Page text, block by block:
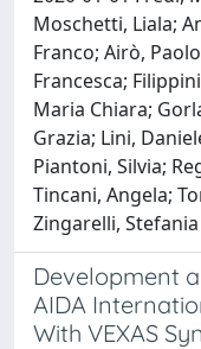
Moschetti, Liala;
Franco; Airò,
Francesca;
Maria Chiara;
Grazia; Lini,
Piantoni, Silvia;
Tincani, Angela;
Zingarelli, Stefania
Development
AIDA
With VEXAS